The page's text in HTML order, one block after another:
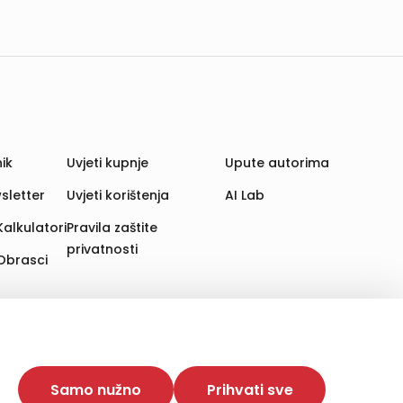
Time poboljšavamo korisničko iskustvo,
web stranica i uređaja u tu svrhu. Naši partneri
Samo nužno Prihvati sve
Uvjeti kupnje
Uvjeti korištenja
Pravila zaštite
privatnosti
Upute autorima
AI Lab